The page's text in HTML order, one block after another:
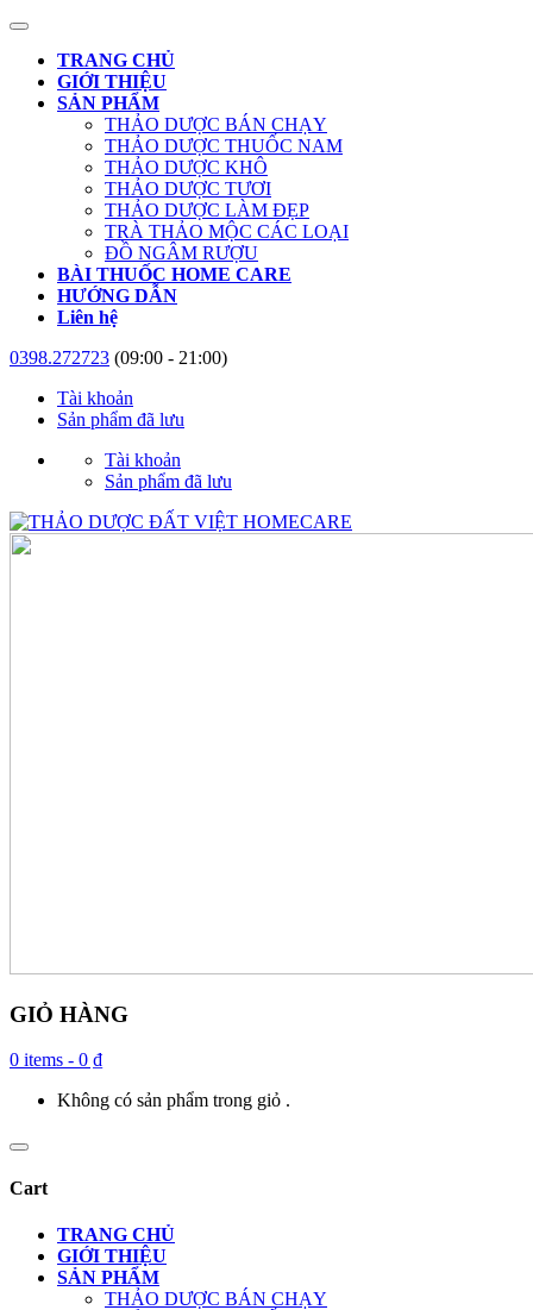
TRANG CHỦ
GIỚI THIỆU
SẢN PHẨM
THẢO DƯỢC BÁN CHẠY
THẢO DƯỢC THUỐC NAM
THẢO DƯỢC KHÔ
THẢO DƯỢC TƯƠI
THẢO DƯỢC LÀM ĐẸP
TRÀ THẢO MỘC CÁC LOẠI
ĐỒ NGÂM RƯỢU
BÀI THUỐC HOME CARE
HƯỚNG DẪN
Liên hệ
0398.272723 (09:00 - 21:00)
Tài khoản
Sản phẩm đã lưu
Tài khoản
Sản phẩm đã lưu
GIỎ HÀNG
0 items - 0 ₫
Không có sản phẩm trong giỏ .
Cart
TRANG CHỦ
GIỚI THIỆU
SẢN PHẨM
THẢO DƯỢC BÁN CHẠY